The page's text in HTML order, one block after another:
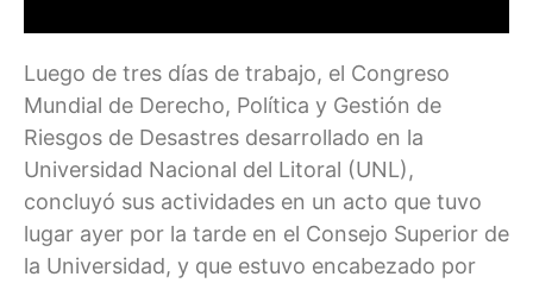
Luego de tres días de trabajo, el Congreso
Mundial de Derecho, Política y Gestión de
Riesgos de Desastres desarrollado en la
Universidad Nacional del Litoral (UNL),
concluyó sus actividades en un acto que tuvo
lugar ayer por la tarde en el Consejo Superior de
la Universidad, y que estuvo encabezado por